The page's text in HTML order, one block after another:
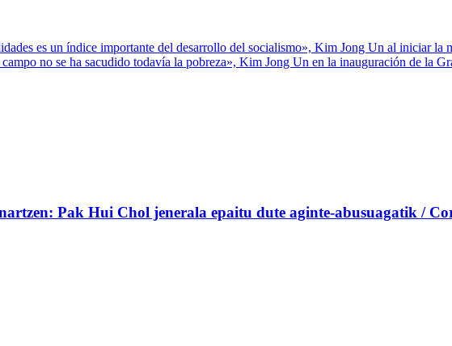
es un índice importante del desarrollo del socialismo», Kim Jong Un al iniciar la
no se ha sacudido todavía la pobreza», Kim Jong Un en la inauguración de la
Pak Hui Chol jenerala epaitu dute aginte-abusuagatik /